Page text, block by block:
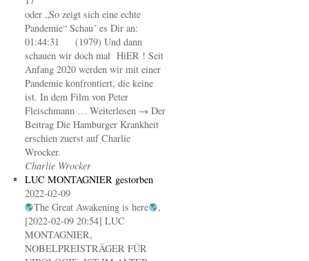
oder „So zeigt sich eine echte
Pandemie“ Schau´ es Dir an:
01:44:31 (1979) Und dann
schauen wir doch mal HiER ! Seit
Anfang 2020 werden wir mit einer
Pandemie konfrontiert, die keine
ist. In dem Film von Peter
Fleischmann … Weiterlesen → Der
Beitrag Die Hamburger Krankheit
erschien zuerst auf Charlie
Wrocker.
Charlie Wrocker
LUC MONTAGNIER gestorben
2022-02-09
The Great Awakening is here
,
[2022-02-09 20:54] LUC
MONTAGNIER,
NOBELPREISTRÄGER FÜR